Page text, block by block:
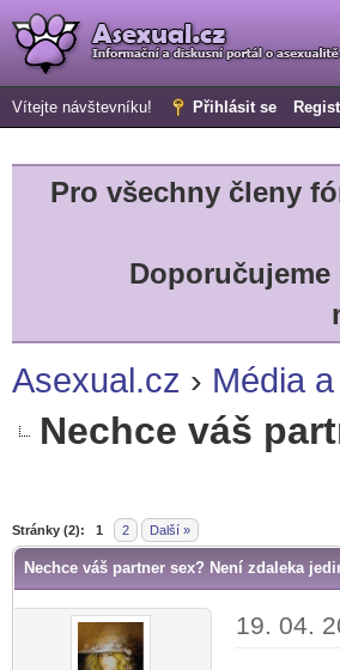
Vítejte návštevníku! Přihlásit se
Pro všechny členy
Doporučujeme
Asexual.cz › Média
Nechce váš
Stránky (2): 1 2 Další »
Nechce váš partner sex? Není zdaleka
19. 04.